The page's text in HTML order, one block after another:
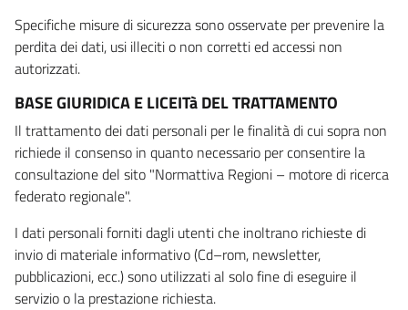
Specifiche misure di sicurezza sono osservate per prevenire la
perdita dei dati, usi illeciti o non corretti ed accessi non
autorizzati.
BASE GIURIDICA E LICEITà DEL TRATTAMENTO
Il trattamento dei dati personali per le finalità di cui sopra non
richiede il consenso in quanto necessario per consentire la
consultazione del sito "Normattiva Regioni – motore di ricerca
federato regionale".
I dati personali forniti dagli utenti che inoltrano richieste di
invio di materiale informativo (Cd–rom, newsletter,
pubblicazioni, ecc.) sono utilizzati al solo fine di eseguire il
servizio o la prestazione richiesta.